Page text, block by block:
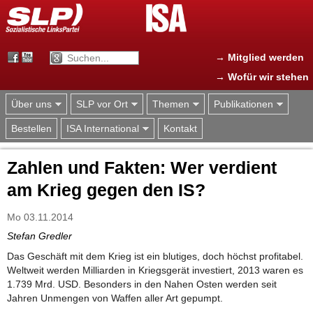
Jump to navigation
→ Mitglied werden
→ Wofür wir stehen
Über uns SLP vor Ort Themen Publikationen
Bestellen ISA International Kontakt
Zahlen und Fakten: Wer verdient
am Krieg gegen den IS?
Mo 03.11.2014
Stefan Gredler
Das Geschäft mit dem Krieg ist ein blutiges, doch höchst profitabel.
Weltweit werden Milliarden in Kriegsgerät investiert, 2013 waren es
1.739 Mrd. USD. Besonders in den Nahen Osten werden seit
Jahren Unmengen von Waffen aller Art gepumpt.